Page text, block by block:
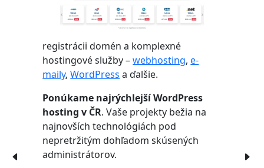
registrácii domén a komplexné
hostingové služby –webhosting,e-
maily,WordPress a ďalšie.
Ponúkame najrýchlejší WordPress
hosting v ČR. Vaše projekty bežia na
najnovších technológiách pod
nepretržitým dohľadom skúsených
administrátorov.